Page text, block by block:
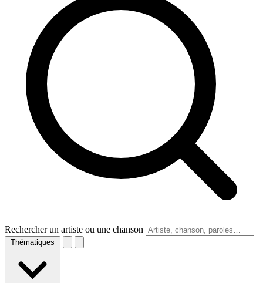
Rechercher un artiste ou une chanson
Thématiques